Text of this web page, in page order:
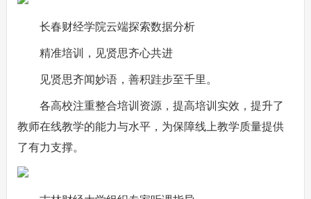
长春财经学院云端探索数据分析
精准培训，见贤思齐心共进
见贤思齐闻妙语，善积跬步至千里。
各高校注重整合培训资源，提高培训实效，提升了
教师在线教学的能力与水平，为保障线上教学质量提供
了有力支撑。